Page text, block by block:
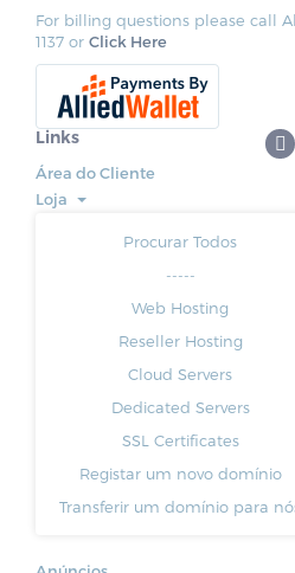
For billing questions please call
1137 or Click Here
Links
Área do Cliente
Loja
Procurar Todos
-----
Web Hosting
Reseller Hosting
Cloud Servers
Dedicated Servers
SSL Certificates
Registar um novo domínio
Transferir um domínio para